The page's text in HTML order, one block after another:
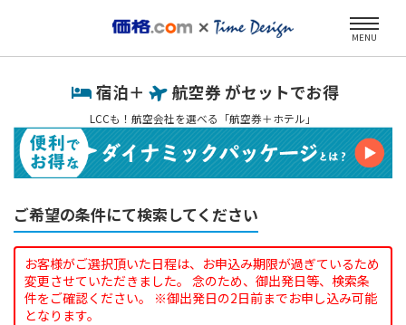
MENU
宿泊＋ 航空券 がセットでお得
LCCも！航空会社を選べる「航空券＋ホテル」
ご希望の条件にて検索してください
お客様がご選択頂いた日程は、お申込み期限が過ぎているため
変更させていただきました。 念のため、御出発日等、検索条
件をご確認ください。 ※御出発日の2日前までお申し込み可能
となります。